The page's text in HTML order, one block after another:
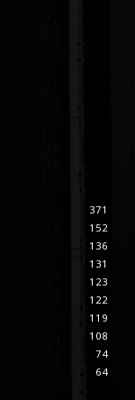
371
152
136
131
123
122
119
108
74
64